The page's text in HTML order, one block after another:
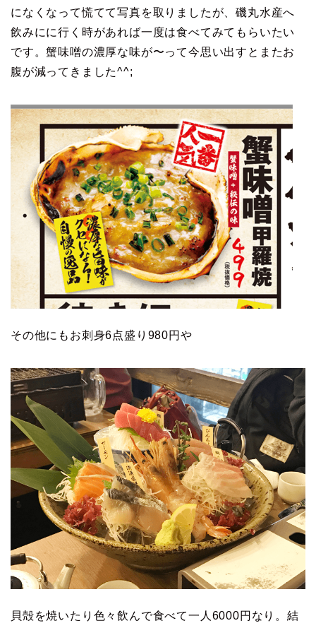
になくなって慌てて写真を取りましたが、磯丸水産へ
飲みにに行く時があれば一度は食べてみてもらいたい
です。蟹味噌の濃厚な味が〜って今思い出すとまたお
腹が減ってきました^^;
その他にもお刺身6点盛り980円や
貝殻を焼いたり色々飲んで食べて一人6000円なり。結